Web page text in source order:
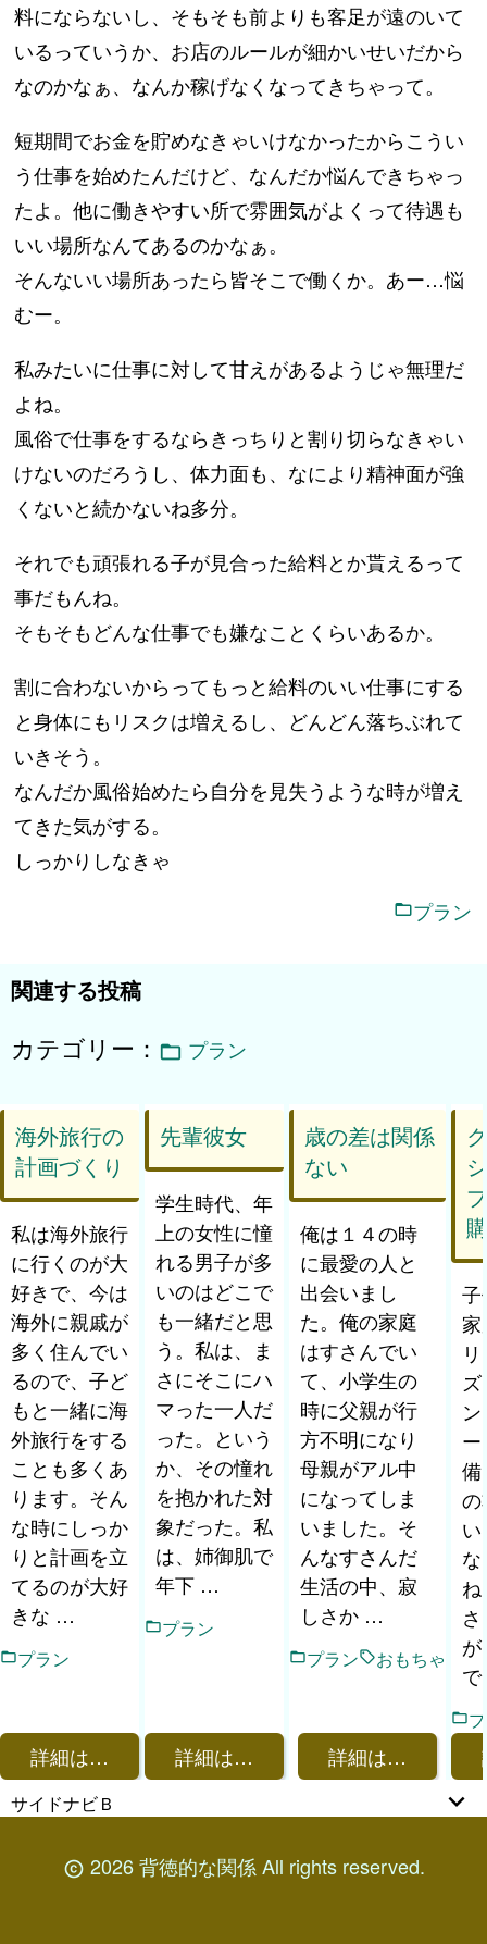
料にならないし、そもそも前よりも客足が遠のいて
いるっていうか、お店のルールが細かいせいだから
なのかなぁ、なんか稼げなくなってきちゃって。
短期間でお金を貯めなきゃいけなかったからこうい
う仕事を始めたんだけど、なんだか悩んできちゃっ
たよ。他に働きやすい所で雰囲気がよくって待遇も
いい場所なんてあるのかなぁ。
そんないい場所あったら皆そこで働くか。あー…悩
むー。
私みたいに仕事に対して甘えがあるようじゃ無理だ
よね。
風俗で仕事をするならきっちりと割り切らなきゃい
けないのだろうし、体力面も、なにより精神面が強
くないと続かないね多分。
それでも頑張れる子が見合った給料とか貰えるって
事だもんね。
そもそもどんな仕事でも嫌なことくらいあるか。
割に合わないからってもっと給料のいい仕事にする
と身体にもリスクは増えるし、どんどん落ちぶれて
いきそう。
なんだか風俗始めたら自分を見失うような時が増え
てきた気がする。
しっかりしなきゃ
プラン
サイドナビＢ
関連する投稿
カテゴリー： プラン
海外旅行の
計画づくり
私は海外旅行
に行くのが大
好きで、今は
海外に親戚が
多く住んでい
るので、子ど
もと一緒に海
外旅行をする
ことも多くあ
ります。そん
な時にしっか
りと計画を立
てるのが大好
きな …
プラン
詳細は…
先輩彼女
学生時代、年
上の女性に憧
れる男子が多
いのはどこで
も一緒だと思
う。私は、ま
さにそこにハ
マった一人だ
った。という
か、その憧れ
を抱かれた対
象だった。私
は、姉御肌で
年下 …
プラン
詳細は…
歳の差は関係
ない
俺は１４の時
に最愛の人と
出会いまし
た。俺の家庭
はすさんでい
て、小学生の
時に父親が行
方不明になり
母親がアル中
になってしま
いました。そ
んなすさんだ
生活の中、寂
しさか …
プラン おもちゃ
詳細は…
子
備
の
2026 背徳的な関係 All rights reserved.